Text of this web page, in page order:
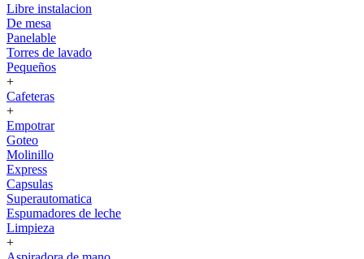
Libre instalacion
De mesa
Panelable
Torres de lavado
Pequeños
+
Cafeteras
+
Empotrar
Goteo
Molinillo
Express
Capsulas
Superautomatica
Espumadores de leche
Limpieza
+